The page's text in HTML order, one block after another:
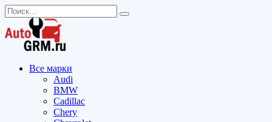
Перейти
к
содержанию
Search
for:
Все марки
Audi
BMW
Cadillac
Chery